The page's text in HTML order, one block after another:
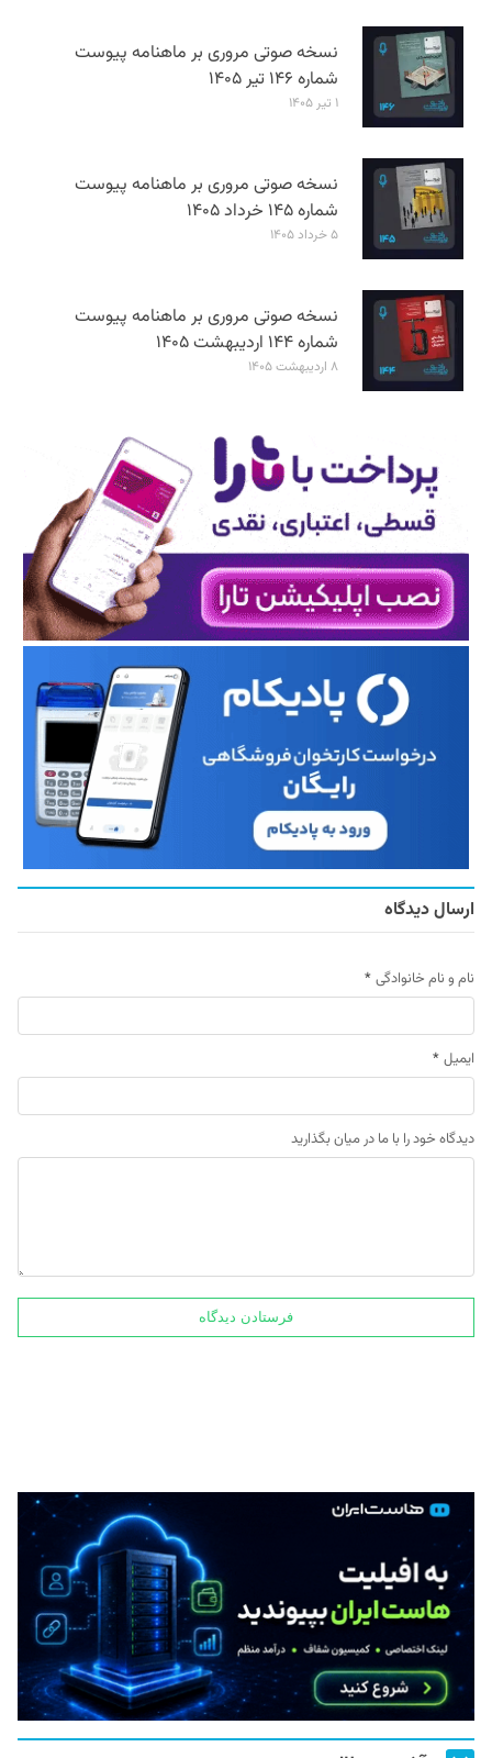
نسخه صوتی مروری بر ماهنامه پیوست
شماره ۱۴۶ تیر ۱۴۰۵
۱ تیر ۱۴۰۵
نسخه صوتی مروری بر ماهنامه پیوست
شماره ۱۴۵ خرداد ۱۴۰۵
۵ خرداد ۱۴۰۵
نسخه صوتی مروری بر ماهنامه پیوست
شماره ۱۴۴ اردیبهشت ۱۴۰۵
۸ اردیبهشت ۱۴۰۵
ارسال دیدگاه
نام و نام خانوادگی *
ایمیل *
دیدگاه خود را با ما در میان بگذارید